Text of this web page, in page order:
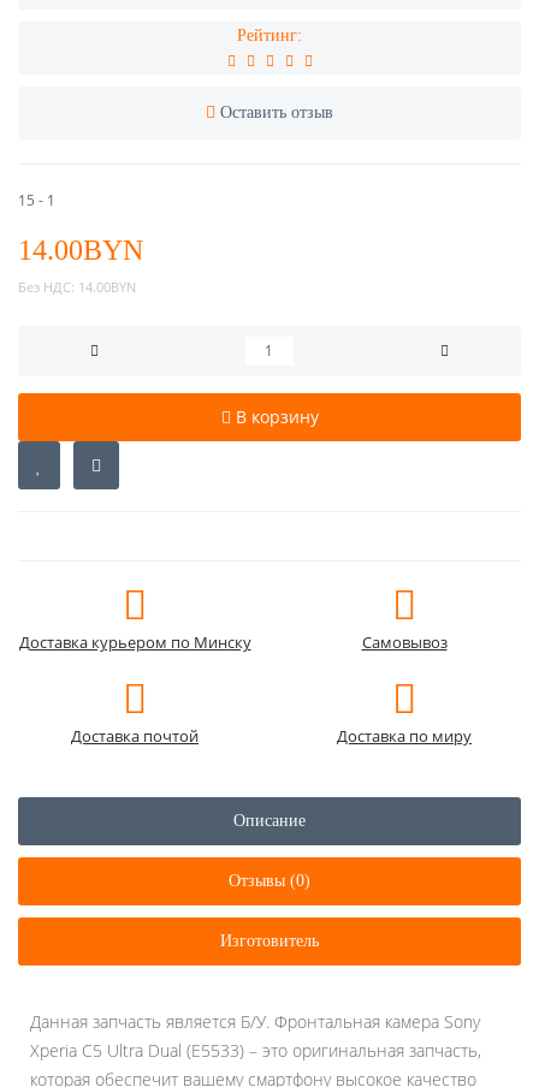
Рейтинг:
Оставить отзыв
15 - 1
14.00BYN
Без НДС: 14.00BYN
В корзину
Доставка курьером по Минску Самовывоз
Доставка почтой Доставка по миру
Описание
Отзывы (0)
Изготовитель
Данная запчасть является Б/У. Фронтальная камера Sony
Xperia C5 Ultra Dual (E5533) – это оригинальная запчасть,
которая обеспечит вашему смартфону высокое качество